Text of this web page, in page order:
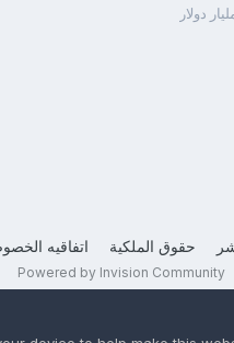
دولار
حقوق الملكية اتفاقيه
Powered by Invision Community